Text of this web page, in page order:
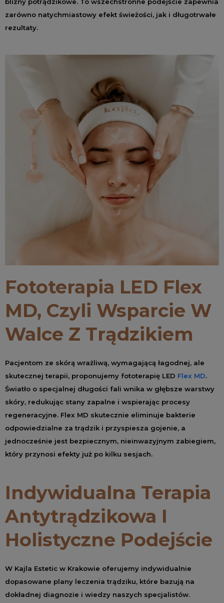
blizny potrądzikowe. To wszechstronne podejście zapewnia
zarówno natychmiastowy efekt świeżości, jak i długotrwałe
rezultaty.
Fototerapia LED Flex
MD, Czyli Wsparcie W
Walce Z Trądzikiem
Pacjentom ze skórą wrażliwą, wymagającą łagodnej, ale
skutecznej terapii, proponujemy fototerapię LED Flex MD.
Światło o specjalnej długości fali wnika w głębsze warstwy
skóry, redukując stany zapalne i wspierając procesy
regeneracyjne. Flex MD skutecznie eliminuje bakterie
odpowiedzialne za trądzik i przyspiesza gojenie, a
jednocześnie jest bezpiecznym, nieinwazyjnym zabiegiem,
który przynosi efekty już po kilku sesjach.
Indywidualna Terapia
Antytrądzikowa I
Holistyczne Podejście
W Kajla Estetic w Krakowie oferujemy indywidualnie
dopasowane plany leczenia trądziku, które bazują na
dokładnej diagnozie i wiedzy naszych specjalistów.